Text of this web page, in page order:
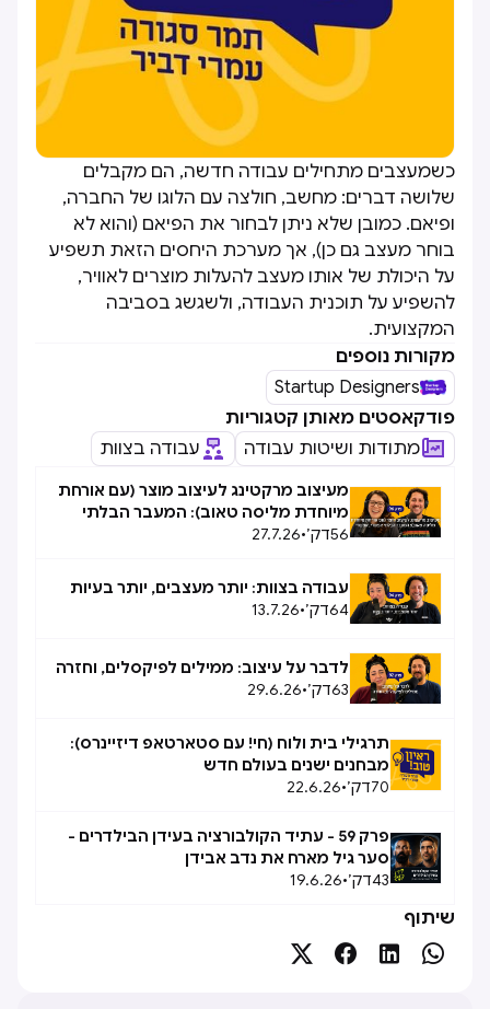
כשמעצבים מתחילים עבודה חדשה, הם מקבלים
שלושה דברים: מחשב, חולצה עם הלוגו של החברה,
ופיאם. כמובן שלא ניתן לבחור את הפיאם (והוא לא
בוחר מעצב גם כן), אך מערכת היחסים הזאת תשפיע
על היכולת של אותו מעצב להעלות מוצרים לאוויר,
להשפיע על תוכנית העבודה, ולשגשג בסביבה
המקצועית.
מקורות נוספים
Startup Designers
פודקאסטים מאותן קטגוריות
מתודות ושיטות עבודה
עבודה בצוות
מעיצוב מרקטינג לעיצוב מוצר (עם אורחת
מיוחדת מליסה טאוב): המעבר הבלתי
אפשרי, אפשרי
56דק׳•
27.7.26
עבודה בצוות: יותר מעצבים, יותר בעיות
64דק׳•
13.7.26
לדבר על עיצוב: ממילים לפיקסלים, וחזרה
63דק׳•
29.6.26
תרגילי בית ולוח (חי! עם סטארטאפ דיזיינרס):
מבחנים ישנים בעולם חדש
70דק׳•
22.6.26
פרק 59 - עתיד הקולבורציה בעידן הבילדרים -
סער גיל מארח את נדב אבידן
43דק׳•
19.6.26
שיתוף



